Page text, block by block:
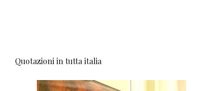
Quotazioni in tutta italia